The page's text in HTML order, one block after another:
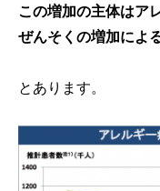
この増加の主体はア
ぜんそくの増加によ
とあります。